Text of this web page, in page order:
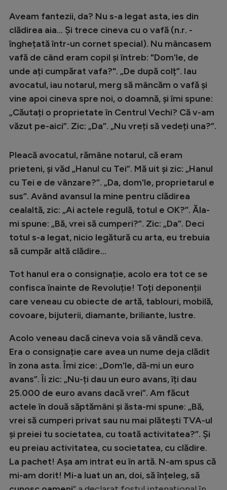
Aveam fantezii, da? Nu s-a legat asta, ies din
clădirea aia... Și trece cineva cu o vafă (n.r. -
înghețată într-un cornet special). Nu mâncasem
vafă de când eram copil și întreb: "Dom'le, de
unde ați cumpărat vafa?". „De după colț”. Iau
avocatul, iau notarul, merg să mâncăm o vafă și
vine apoi cineva spre noi, o doamnă, și îmi spune:
„Căutați o proprietate în Centrul Vechi? Că v-am
văzut pe-aici”. Zic: „Da”. „Nu vreți să vedeți una?”.
Pleacă avocatul, rămâne notarul, că eram
prieteni, și văd „Hanul cu Tei”. Mă uit și zic: „Hanul
cu Tei e de vânzare?”. „Da, dom'le, proprietarul e
sus”. Având avansul la mine pentru clădirea
cealaltă, zic: „Ai actele regulă, totul e OK?”. Ăla-
mi spune: „Bă, vrei să cumperi?”. Zic: „Da”. Deci
totul s-a legat, nicio legătură cu arta, eu trebuia
să cumpăr altă clădire…
Tot hanul era o consignație, acolo era tot ce se
confisca înainte de Revoluție! Toți deponenții
care veneau cu obiecte de artă, tablouri, mobilă,
covoare, bijuterii, diamante, briliante, lustre.
Acolo veneau dacă cineva voia să vândă ceva.
Era o consignație care avea un nume deja clădit
în zona asta. Îmi zice: „Dom'le, dă-mi un euro
avans”. Îi zic: „Nu-ți dau un euro avans, îți dau
25.000 de euro avans dacă vrei”. Am făcut
actele în două săptămâni și ăsta-mi spune: „Bă,
vrei să cumperi privat sau nu mai plătești TVA-ul
și preiei tu societatea, cu toată activitatea?”. Și
eu preiau activitatea, cu societatea, cu clădire.
La pachet! Așa am intrat eu în artă. N-am spus că
mi-am dorit! Mi-a luat un an, doi, să înțeleg, să